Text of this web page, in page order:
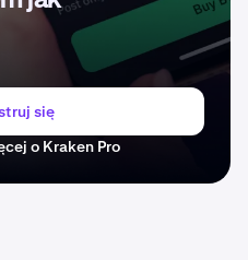
się
o Kraken Pro